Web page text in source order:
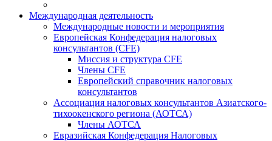
Международная деятельность
Международные новости и мероприятия
Европейская Конфедерация налоговых
консультантов (CFE)
Миссия и структура CFE
Члены CFE
Европейский справочник налоговых
консультантов
Ассоциация налоговых консультантов Азиатского-
тихоокенского региона (АОТСА)
Члены АОТСА
Евразийская Конфедерация Налоговых